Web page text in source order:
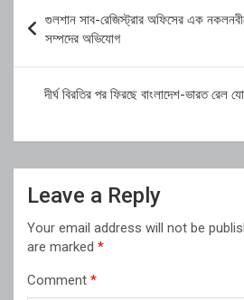
navigation
গুলশান সাব-রেজিস্ট্রার অফিসের এক
সম্পদের অভিযোগ
দীর্ঘ বিরতির পর ফিরছে বাংলাদেশ-ভারত রেল
Leave a Reply
Your email address will not be
are marked *
Comment *